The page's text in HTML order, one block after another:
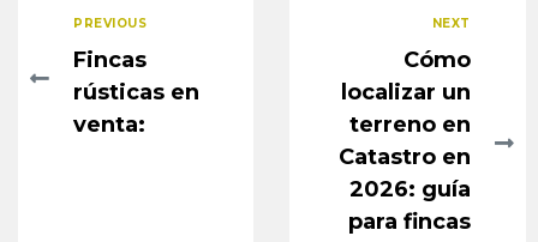
PREVIOUS
Fincas
rústicas en
venta:
NEXT
Cómo
localizar un
terreno en
Catastro en
2026: guía
para fincas